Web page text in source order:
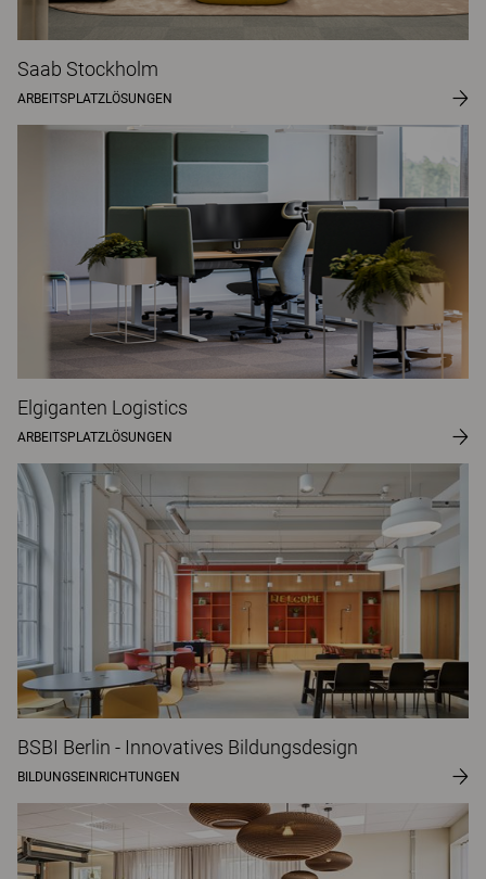
Saab Stockholm
ARBEITSPLATZLÖSUNGEN
Elgiganten Logistics
ARBEITSPLATZLÖSUNGEN
BSBI Berlin - Innovatives Bildungsdesign
BILDUNGSEINRICHTUNGEN